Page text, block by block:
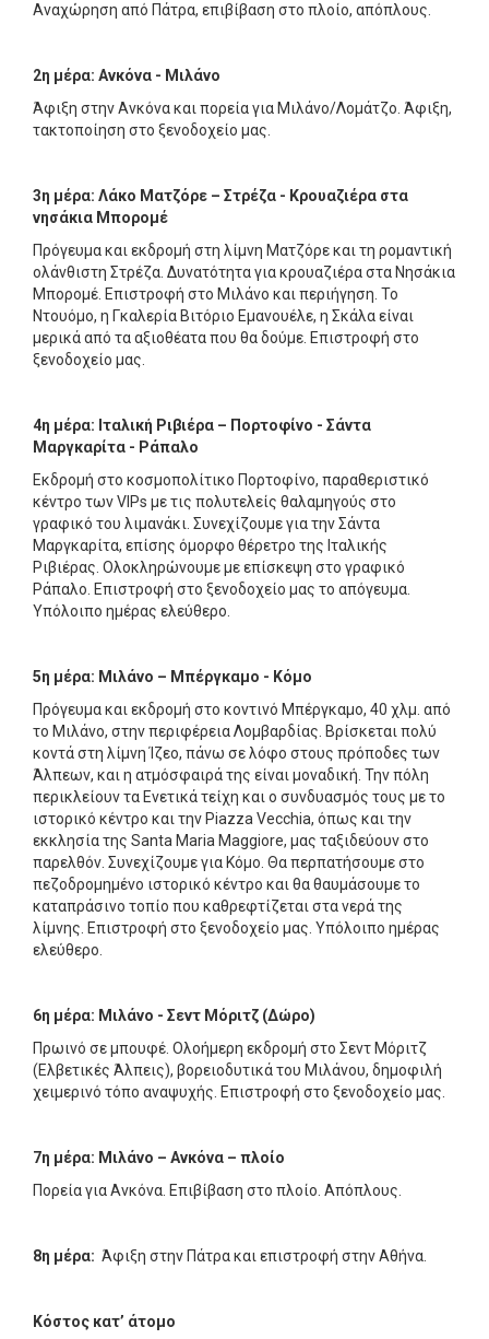
Αναχώρηση από Πάτρα, επιβίβαση στο πλοίο, απόπλους.
2η μέρα: Ανκόνα - Μιλάνο
Άφιξη στην Ανκόνα και πορεία για Μιλάνο/Λομάτζο. Άφιξη,
τακτοποίηση στο ξενοδοχείο μας.
3η μέρα: Λάκο Ματζόρε – Στρέζα - Κρουαζιέρα στα
νησάκια Μπορομέ
Πρόγευμα και εκδρομή στη λίμνη Ματζόρε και τη ρομαντική
ολάνθιστη Στρέζα. Δυνατότητα για κρουαζιέρα στα Νησάκια
Μπορομέ. Επιστροφή στο Μιλάνο και περιήγηση. Το
Ντουόμο, η Γκαλερία Βιτόριο Εμανουέλε, η Σκάλα είναι
μερικά από τα αξιοθέατα που θα δούμε. Επιστροφή στο
ξενοδοχείο μας.
4η μέρα: Ιταλική Ριβιέρα – Πορτοφίνο - Σάντα
Μαργκαρίτα - Ράπαλο
Εκδρομή στο κοσμοπολίτικο Πορτοφίνο, παραθεριστικό
κέντρο των VIPs με τις πολυτελείς θαλαμηγούς στο
γραφικό του λιμανάκι. Συνεχίζουμε για την Σάντα
Μαργκαρίτα, επίσης όμορφο θέρετρο της Ιταλικής
Ριβιέρας. Ολοκληρώνουμε με επίσκεψη στο γραφικό
Ράπαλο. Επιστροφή στο ξενοδοχείο μας το απόγευμα.
Υπόλοιπο ημέρας ελεύθερο.
5η μέρα: Μιλάνο – Mπέργκαμο - Κόμο
Πρόγευμα και εκδρομή στο κοντινό Μπέργκαμο, 40 χλμ. από
το Μιλάνο, στην περιφέρεια Λομβαρδίας. Βρίσκεται πολύ
κοντά στη λίμνη Ίζεο, πάνω σε λόφο στους πρόποδες των
Άλπεων, και η ατμόσφαιρά της είναι μοναδική. Την πόλη
περικλείουν τα Ενετικά τείχη και ο συνδυασμός τους με το
ιστορικό κέντρο και την Piazza Vecchia, όπως και την
εκκλησία της Santa Maria Maggiore, μας ταξιδεύουν στο
παρελθόν. Συνεχίζουμε για Κόμο. Θα περπατήσουμε στο
πεζοδρομημένο ιστορικό κέντρο και θα θαυμάσουμε το
καταπράσινο τοπίο που καθρεφτίζεται στα νερά της
λίμνης. Επιστροφή στο ξενοδοχείο μας. Υπόλοιπο ημέρας
ελεύθερο.
6η μέρα: Μιλάνο - Σεντ Μόριτζ (Δώρο)
Πρωινό σε μπουφέ. Ολοήμερη εκδρομή στο Σεντ Μόριτζ
(Ελβετικές Άλπεις), βορειοδυτικά του Μιλάνου, δημοφιλή
χειμερινό τόπο αναψυχής. Επιστροφή στο ξενοδοχείο μας.
7η μέρα: Μιλάνο – Ανκόνα – πλοίο
Πορεία για Ανκόνα. Επιβίβαση στο πλοίο. Απόπλους.
8η μέρα: Άφιξη στην Πάτρα και επιστροφή στην Αθήνα.
Κόστος κατ’ άτομο